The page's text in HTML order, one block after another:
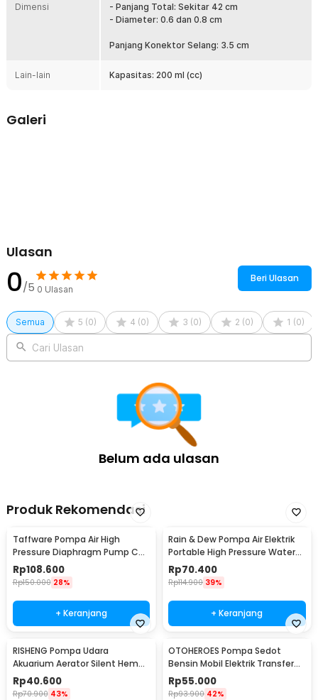
Dengan desain ergonomis, pompa ini nyaman digunakan dan
mudah dioperasikan. Ukurannya yang kecil dan portabel
di rumah, bengkel, atau dalam perjalanan.
Kelengkapan Produk
200ml - NC25
Dimensi
- Panjang Total: Sekitar 42 cm
- Diameter: 0.6 dan 0.8 cm
Panjang Konektor Selang: 3.5 cm
Lain-lain Kapasitas: 200 ml (cc)
Galeri
Ulasan
0/5 0 Ulasan
Beri Ulasan
Semua 5 (0) 4 (0) 3 (0) 2 (0) 1 (0)
Cari Ulasan
Belum ada ulasan
Produk Rekomendasi
Taffware Pompa Air High
Pressure Diaphragm Pump Car
Wash 0.55 MPa 80W - D-1
Rp108.600
Rp150.000 28%
+ Keranjang
Rain & Dew Pompa Air Elektrik
Portable High Pressure Water
Pump 12V - DP-726
Rp70.400
Rp114.900 39%
+ Keranjang
RISHENG Pompa Udara
Akuarium Aerator Silent Hemat
Energi 2.4W - RS-511
Rp40.600
Rp70.900 43%
OTOHEROES Pompa Sedot
Bensin Mobil Elektrik Transfer
Pump 38mm DC 12V - CT-14
Rp55.000
Rp93.900 42%